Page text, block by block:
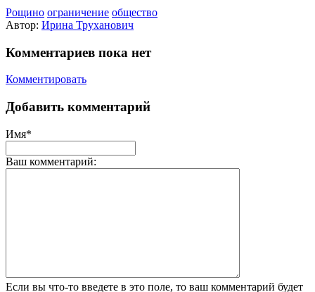
Рощино ограничение общество
Автор: Ирина Труханович
Комментариев пока нет
Комментировать
Добавить комментарий
Имя*
Ваш комментарий:
Если вы что-то введете в это поле, то ваш комментарий будет